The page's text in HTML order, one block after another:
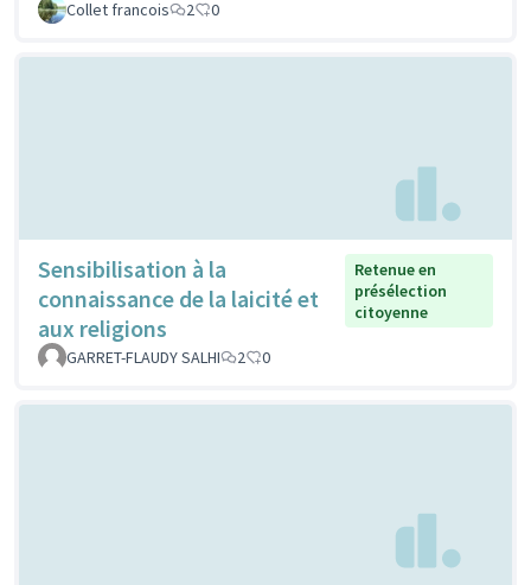
Collet francois
2 0
Sensibilisation à la
connaissance de la laicité et
aux religions
Retenue en
présélection
citoyenne
GARRET-FLAUDY SALHI 2 0